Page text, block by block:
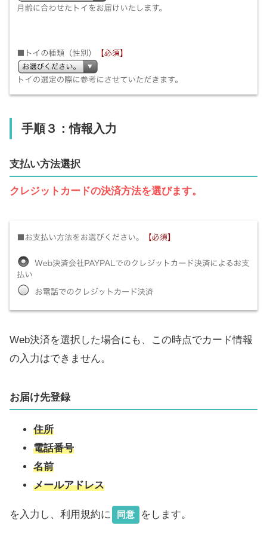
手順３：情報入力
支払い方法選択
クレジットカードの決済方法を選びます。
Web決済を選択した場合にも、この時点でカード情報
の入力はできません。
お届け先登録
住所
電話番号
名前
メールアドレス
を入力し、利用規約に 同意 をします。